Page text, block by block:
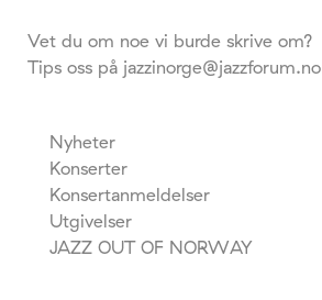
Vet du om noe vi burde skrive om?
Tips oss på jazzinorge@jazzforum.no
Nyheter
Konserter
Konsertanmeldelser
Utgivelser
JAZZ OUT OF NORWAY